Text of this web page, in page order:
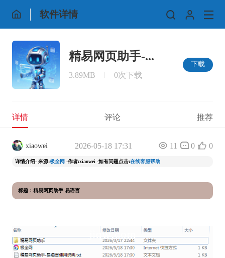
软件详情
精易网页助手-...
3.89MB 0次下载
下载
详情 评论 推荐
xiaowei 2026-05-18 17:31 11 0 0
详情介绍- 来源:极全网 -作者:xiaowei -如有问题点击:在线客服帮助
标题：精易网页助手-易语言